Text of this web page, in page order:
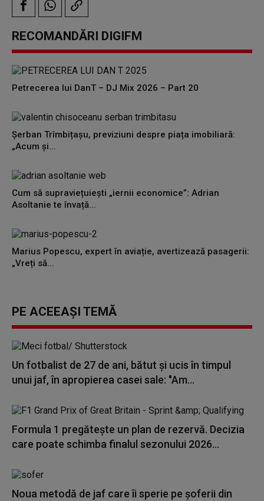
RECOMANDĂRI DIGIFM
Petrecerea lui DanT – DJ Mix 2026 – Part 20
Șerban Trîmbițașu, previziuni despre piața imobiliară:
„Acum și...
Cum să supraviețuiești „iernii economice”: Adrian
Asoltanie te învață...
Marius Popescu, expert în aviație, avertizează pasagerii:
„Vreți să...
PE ACEEAȘI TEMĂ
Un fotbalist de 27 de ani, bătut și ucis în timpul
unui jaf, în apropierea casei sale: "Am...
Formula 1 pregătește un plan de rezervă. Decizia
care poate schimba finalul sezonului 2026...
Noua metodă de jaf care îi sperie pe șoferii din